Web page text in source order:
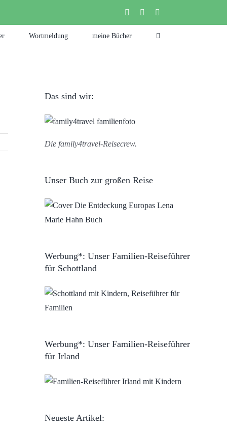
instagramfacebook
Wortmeldung meine Bücher
Das sind wir:
Die family4travel-Reisecrew.
Unser Buch zur großen Reise
Werbung*: Unser Familien-Reiseführer
für Schottland
Werbung*: Unser Familien-Reiseführer
für Irland
Neueste Artikel: